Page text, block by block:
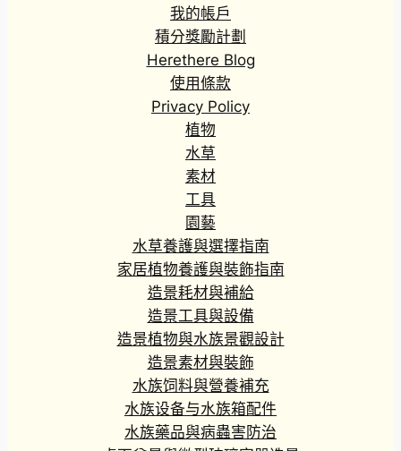
我的帳戶
積分獎勵計劃
Herethere Blog
使用條款
Privacy Policy
植物
水草
素材
工具
園藝
水草養護與選擇指南
家居植物養護與裝飾指南
造景耗材與補給
造景工具與設備
造景植物與水族景觀設計
造景素材與裝飾
水族饲料與營養補充
水族设备与水族箱配件
水族藥品與病蟲害防治